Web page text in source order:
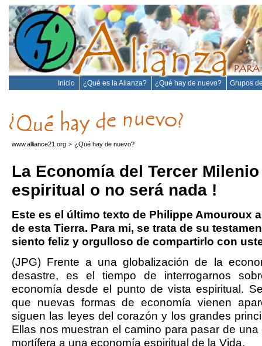
Inicio ¿Qué es la Alianza? ¿Qué hay de nuevo? Grupos
www.alliance21.org > ¿Qué hay de nuevo?
La Economía del Tercer
espiritual o no será nada !
Este es el último texto de Philippe Amouroux
de esta Tierra. Para mi, se trata de su
siento feliz y orgulloso de compartirlo con
(JPG) Frente a una globalización de la
desastre, es el tiempo de interrogarnos
economía desde el punto de vista espiritual.
que nuevas formas de economía vienen
siguen las leyes del corazón y los grandes
Ellas nos muestran el camino para pasar de
mortífera a una economía espiritual de la Vida.